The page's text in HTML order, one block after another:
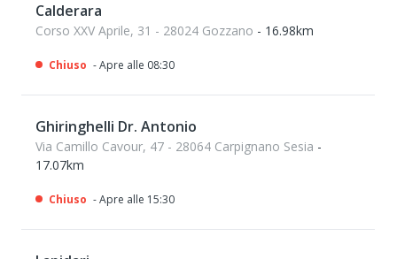
Calderara
Corso XXV Aprile, 31 - 28024 Gozzano - 16.98km
Chiuso - Apre alle 08:30
Ghiringhelli Dr. Antonio
Via Camillo Cavour, 47 - 28064 Carpignano Sesia -
17.07km
Chiuso - Apre alle 15:30